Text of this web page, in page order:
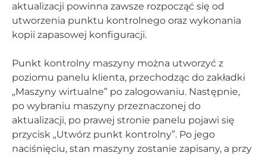
aktualizacji powinna zawsze rozpocząć się od
utworzenia punktu kontrolnego oraz wykonania
kopii zapasowej konfiguracji.
Punkt kontrolny maszyny można utworzyć z
poziomu panelu klienta, przechodząc do zakładki
„Maszyny wirtualne” po zalogowaniu. Następnie,
po wybraniu maszyny przeznaczonej do
aktualizacji, po prawej stronie panelu pojawi się
przycisk „Utwórz punkt kontrolny”. Po jego
naciśnięciu, stan maszyny zostanie zapisany, a przy